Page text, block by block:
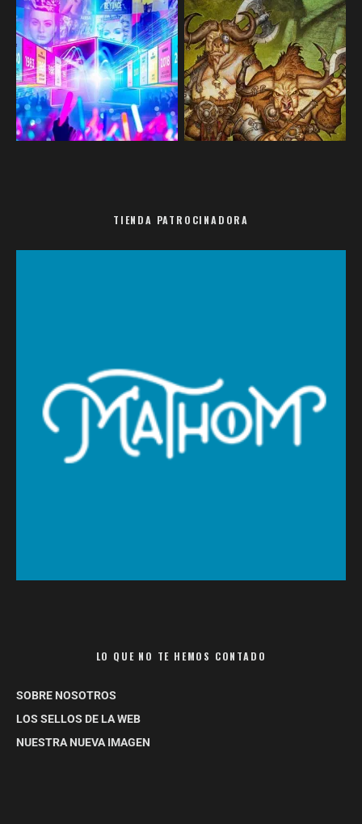
TIENDA PATROCINADORA
LO QUE NO TE HEMOS CONTADO
SOBRE NOSOTROS
LOS SELLOS DE LA WEB
NUESTRA NUEVA IMAGEN